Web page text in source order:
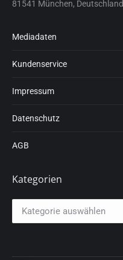
81541 München, Deutschland
Mediadaten
Kundenservice
Impressum
Datenschutz
AGB
Kategorien
Kategorien